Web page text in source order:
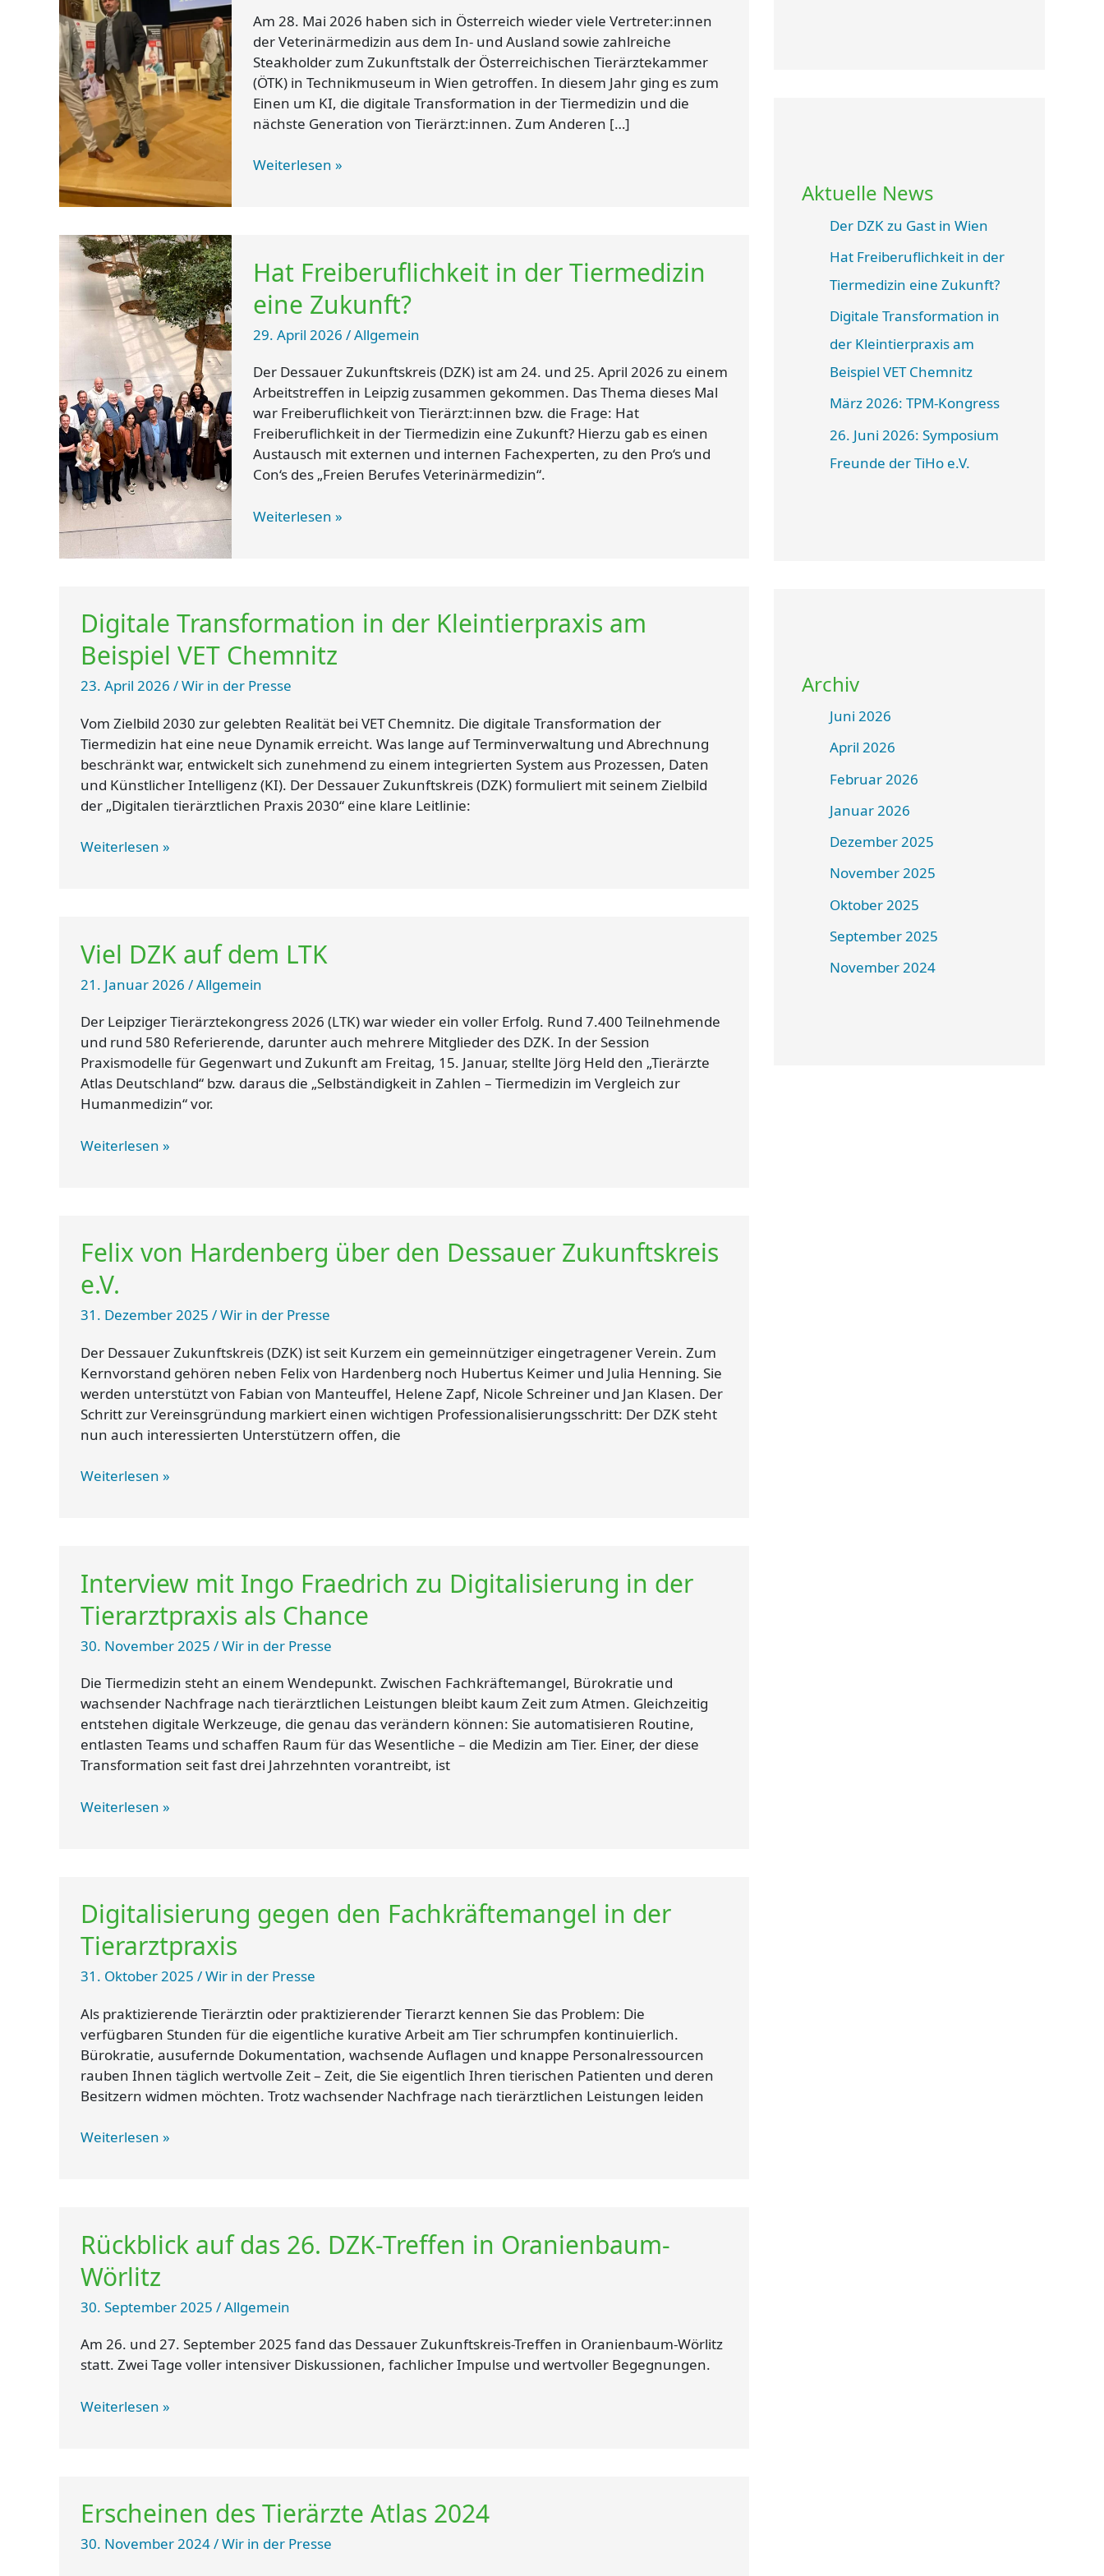
Am 28. Mai 2026 haben sich in Österreich wieder viele Vertreter:innen
der Veterinärmedizin aus dem In- und Ausland sowie zahlreiche
Steakholder zum Zukunftstalk der Österreichischen Tierärztekammer
(ÖTK) in Technikmuseum in Wien getroffen. In diesem Jahr ging es zum
Einen um KI, die digitale Transformation in der Tiermedizin und die
nächste Generation von Tierärzt:innen. Zum Anderen […]
Wien
Weiterlesen »
Hat Freiberuflichkeit in der Tiermedizin
eine Zukunft?
29. April 2026 /Allgemein
Der Dessauer Zukunftskreis (DZK) ist am 24. und 25. April 2026 zu einem
Arbeitstreffen in Leipzig zusammen gekommen. Das Thema dieses Mal
war Freiberuflichkeit von Tierärzt:innen bzw. die Frage: Hat
Freiberuflichkeit in der Tiermedizin eine Zukunft? Hierzu gab es einen
Austausch mit externen und internen Fachexperten, zu den Pro‘s und
Con‘s des „Freien Berufes Veterinärmedizin“.
Freiberuflichkeit
in
der
Tiermedizin
Zukunft?
Weiterlesen »
Digitale Transformation in der Kleintierpraxis am
Beispiel VET Chemnitz
23. April 2026 /Wir in der Presse
Vom Zielbild 2030 zur gelebten Realität bei VET Chemnitz. Die digitale Transformation der
Tiermedizin hat eine neue Dynamik erreicht. Was lange auf Terminverwaltung und Abrechnung
beschränkt war, entwickelt sich zunehmend zu einem integrierten System aus Prozessen, Daten
und Künstlicher Intelligenz (KI). Der Dessauer Zukunftskreis (DZK) formuliert mit seinem Zielbild
der „Digitalen tierärztlichen Praxis 2030“ eine klare Leitlinie:
Transformation
in
der
Kleintierpraxis
Beispiel
VET
Chemnitz
Weiterlesen »
Viel DZK auf dem LTK
21. Januar 2026 /Allgemein
Der Leipziger Tierärztekongress 2026 (LTK) war wieder ein voller Erfolg. Rund 7.400 Teilnehmende
und rund 580 Referierende, darunter auch mehrere Mitglieder des DZK. In der Session
Praxismodelle für Gegenwart und Zukunft am Freitag, 15. Januar, stellte Jörg Held den „Tierärzte
Atlas Deutschland“ bzw. daraus die „Selbständigkeit in Zahlen – Tiermedizin im Vergleich zur
Humanmedizin“ vor.
DZK
auf
dem
Weiterlesen »
Felix von Hardenberg über den Dessauer Zukunftskreis
e.V.
31. Dezember 2025 /Wir in der Presse
Der Dessauer Zukunftskreis (DZK) ist seit Kurzem ein gemeinnütziger eingetragener Verein. Zum
Kernvorstand gehören neben Felix von Hardenberg noch Hubertus Keimer und Julia Henning. Sie
werden unterstützt von Fabian von Manteuffel, Helene Zapf, Nicole Schreiner und Jan Klasen. Der
Schritt zur Vereinsgründung markiert einen wichtigen Professionalisierungsschritt: Der DZK steht
nun auch interessierten Unterstützern offen, die
von
Hardenberg
über
den
Zukunftskreis
e.V.
Weiterlesen »
Interview mit Ingo Fraedrich zu Digitalisierung in der
Tierarztpraxis als Chance
30. November 2025 /Wir in der Presse
Die Tiermedizin steht an einem Wendepunkt. Zwischen Fachkräftemangel, Bürokratie und
wachsender Nachfrage nach tierärztlichen Leistungen bleibt kaum Zeit zum Atmen. Gleichzeitig
entstehen digitale Werkzeuge, die genau das verändern können: Sie automatisieren Routine,
entlasten Teams und schaffen Raum für das Wesentliche – die Medizin am Tier. Einer, der diese
Transformation seit fast drei Jahrzehnten vorantreibt, ist
mit
Ingo
Fraedrich
zu
in
der
Tierarztpraxis
als
Chance
Weiterlesen »
Digitalisierung gegen den Fachkräftemangel in der
Tierarztpraxis
31. Oktober 2025 /Wir in der Presse
Als praktizierende Tierärztin oder praktizierender Tierarzt kennen Sie das Problem: Die
verfügbaren Stunden für die eigentliche kurative Arbeit am Tier schrumpfen kontinuierlich.
Bürokratie, ausufernde Dokumentation, wachsende Auflagen und knappe Personalressourcen
rauben Ihnen täglich wertvolle Zeit – Zeit, die Sie eigentlich Ihren tierischen Patienten und deren
Besitzern widmen möchten. Trotz wachsender Nachfrage nach tierärztlichen Leistungen leiden
gegen
den
Fachkräftemangel
in
Tierarztpraxis
Weiterlesen »
Rückblick auf das 26. DZK-Treffen in Oranienbaum-
Wörlitz
30. September 2025 /Allgemein
Am 26. und 27. September 2025 fand das Dessauer Zukunftskreis-Treffen in Oranienbaum-Wörlitz
statt. Zwei Tage voller intensiver Diskussionen, fachlicher Impulse und wertvoller Begegnungen.
auf
das
26.
DZK-
Treffen
in
Oranienbaum-
Weiterlesen »
Erscheinen des Tierärzte Atlas 2024
30. November 2024/Wir in der Presse
des
Tierärzte
Atlas
Aktuelle News
Der DZK zu Gast in Wien
Hat Freiberuflichkeit in der
Tiermedizin eine Zukunft?
Digitale Transformation in
der Kleintierpraxis am
Beispiel VET Chemnitz
März 2026: TPM-Kongress
26. Juni 2026: Symposium
Freunde der TiHo e.V.
Archiv
Juni 2026
April 2026
Februar 2026
Januar 2026
Dezember 2025
November 2025
Oktober 2025
September 2025
November 2024